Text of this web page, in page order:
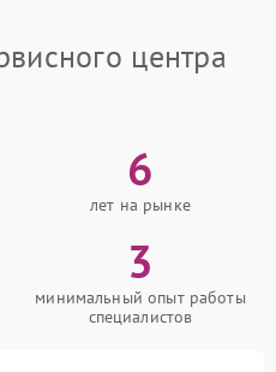
центра
6
лет на рынке
3
минимальный опыт работы
специалистов